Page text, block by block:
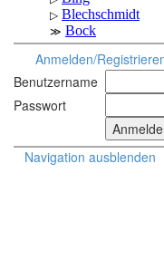
Anmelden/
Benutzername
Passwort
Navigation ausblenden